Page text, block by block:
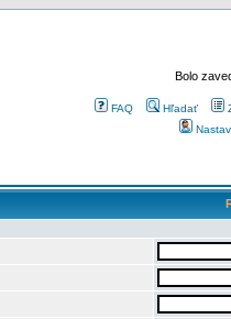
Bolo
FAQ Hľadať